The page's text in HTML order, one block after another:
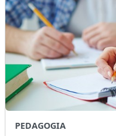
PEDAGOGIA